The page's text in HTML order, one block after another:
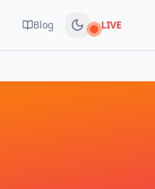
Blog Na żywo
LIVE